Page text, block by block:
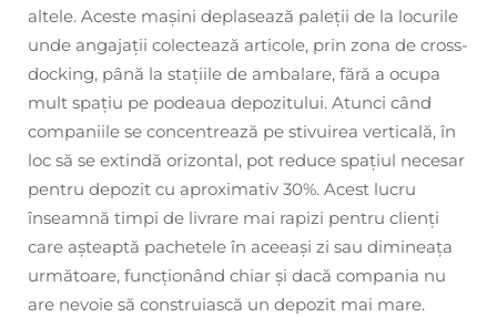
altele. Aceste mașini deplasează paleții de la locurile
unde angajații colectează articole, prin zona de cross-
docking, până la stațiile de ambalare, fără a ocupa
mult spațiu pe podeaua depozitului. Atunci când
companiile se concentrează pe stivuirea verticală, în
loc să se extindă orizontal, pot reduce spațiul necesar
pentru depozit cu aproximativ 30%. Acest lucru
înseamnă timpi de livrare mai rapizi pentru clienți
care așteaptă pachetele în aceeași zi sau dimineața
următoare, funcționând chiar și dacă compania nu
are nevoie să construiască un depozit mai mare.